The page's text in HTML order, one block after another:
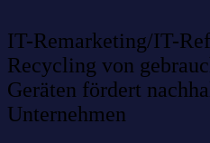
IT-Remarketing/IT-
Recycling von
Geräten fördert
Unternehmen